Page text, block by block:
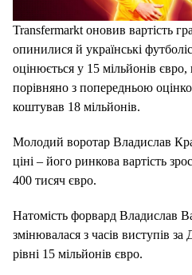
Transfermarkt оновив вартість
опинилися й українські
оцінюється у 15 мільйонів
порівняно з попередньою
коштував 18 мільйонів.
Молодий воротар Владислав
ціні – його ринкова вартість
400 тисяч євро.
Натомість форвард Владислав
змінювалася з часів виступів
рівні 15 мільйонів євро.